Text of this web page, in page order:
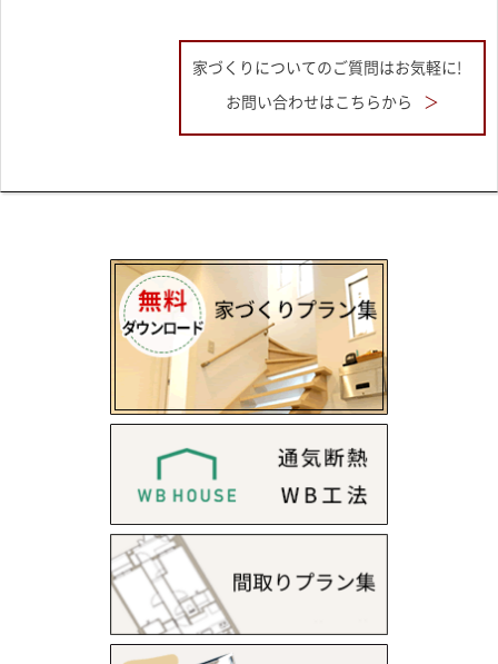
家づくりについてのご質問はお気軽に!
お問い合わせはこちらから